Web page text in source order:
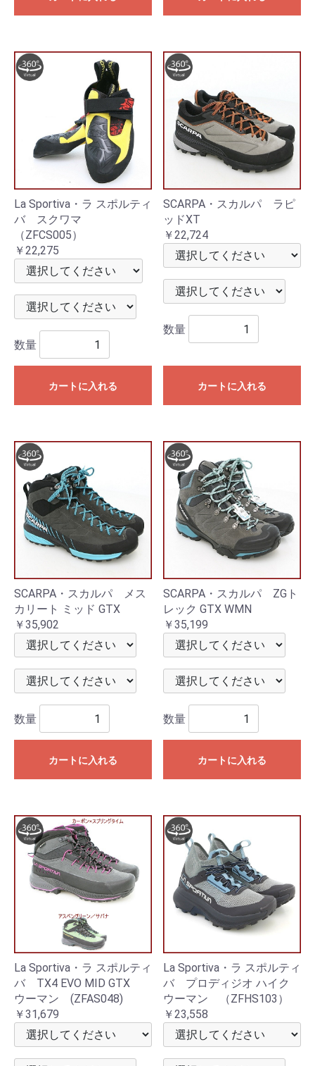
La Sportiva・ラ スポルティ
バ スクワマ
（ZFCS005）
￥22,275
数量
カートに入れる
SCARPA・スカルパ ラピ
ッドXT
￥22,724
数量
カートに入れる
SCARPA・スカルパ メス
カリート ミッド GTX
￥35,902
数量
カートに入れる
SCARPA・スカルパ ZGト
レック GTX WMN
￥35,199
数量
カートに入れる
La Sportiva・ラ スポルティ
バ TX4 EVO MID GTX
ウーマン (ZFAS048)
￥31,679
La Sportiva・ラ スポルティ
バ プロディジオ ハイク
ウーマン （ZFHS103）
￥23,558